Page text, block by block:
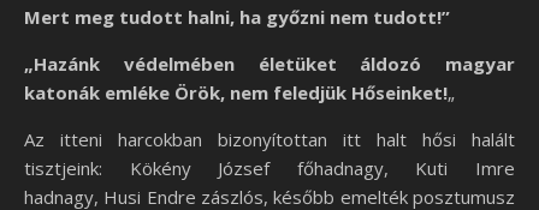
Mert meg tudott halni, ha győzni nem tudott!”
„Hazánk védelmében életüket áldozó magyar
katonák emléke Örök, nem feledjük Hőseinket!„
Az itteni harcokban bizonyítottan itt halt hősi halált
tisztjeink: Kökény József főhadnagy, Kuti Imre
hadnagy, Husi Endre zászlós, később emelték posztumusz